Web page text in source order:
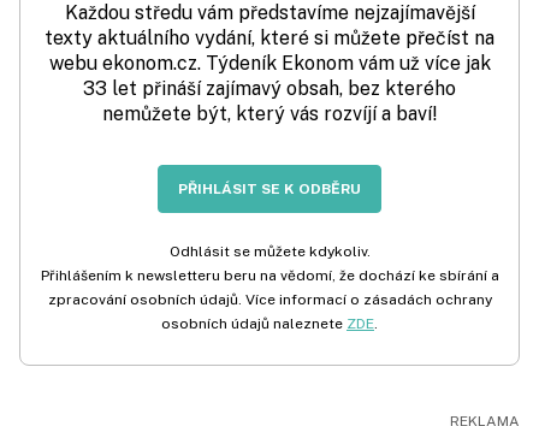
Každou středu vám představíme nejzajímavější
texty aktuálního vydání, které si můžete přečíst na
webu ekonom.cz. Týdeník Ekonom vám už více jak
33 let přináší zajímavý obsah, bez kterého
nemůžete být, který vás rozvíjí a baví!
PŘIHLÁSIT SE K ODBĚRU
Odhlásit se můžete kdykoliv.
Přihlášením k newsletteru beru na vědomí, že dochází ke sbírání a
zpracování osobních údajů. Více informací o zásadách ochrany
osobních údajů naleznete ZDE.